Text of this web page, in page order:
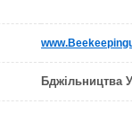
Бджільництва